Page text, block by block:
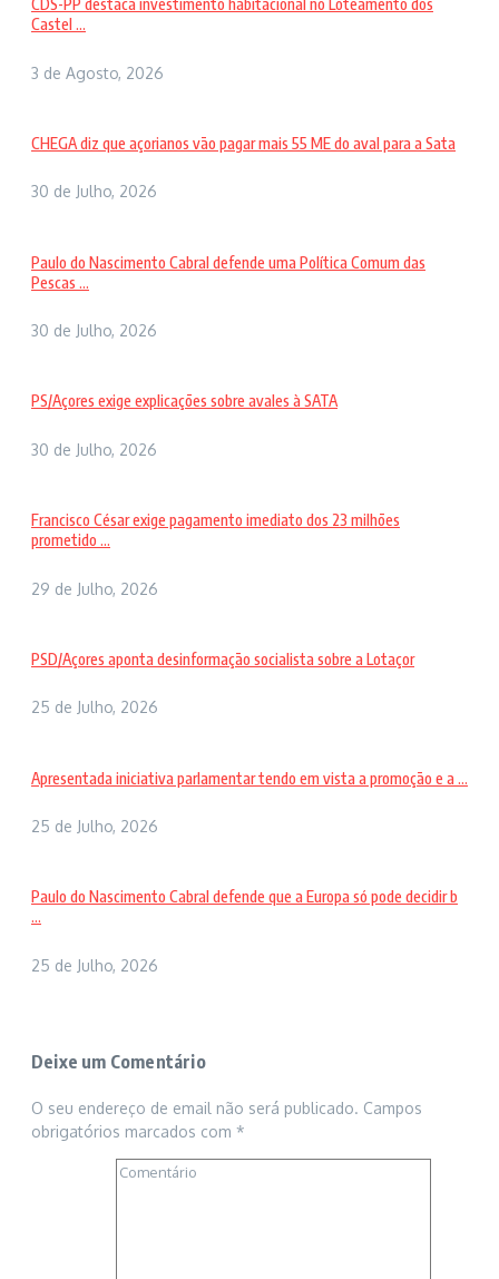
CDS-PP destaca investimento habitacional no Loteamento dos
Castel ...
3 de Agosto, 2026
CHEGA diz que açorianos vão pagar mais 55 ME do aval para a Sata
30 de Julho, 2026
Paulo do Nascimento Cabral defende uma Política Comum das
Pescas ...
30 de Julho, 2026
PS/Açores exige explicações sobre avales à SATA
30 de Julho, 2026
Francisco César exige pagamento imediato dos 23 milhões
prometido ...
29 de Julho, 2026
PSD/Açores aponta desinformação socialista sobre a Lotaçor
25 de Julho, 2026
Apresentada iniciativa parlamentar tendo em vista a promoção e a ...
25 de Julho, 2026
Paulo do Nascimento Cabral defende que a Europa só pode decidir b
...
25 de Julho, 2026
Deixe um Comentário
O seu endereço de email não será publicado. Campos
obrigatórios marcados com *